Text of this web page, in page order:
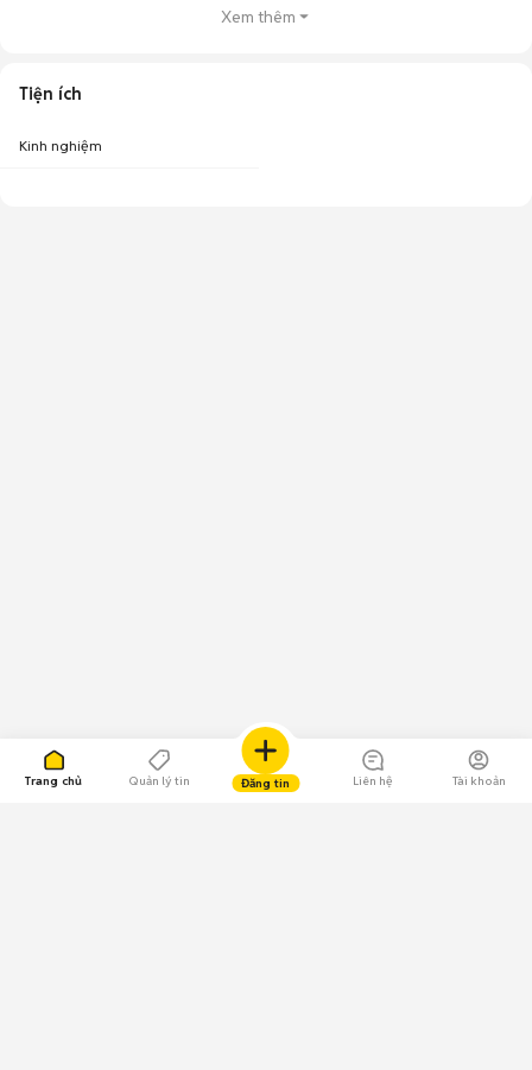
Trang chủ Quản lý tin Đăng tin Liên hệ Tài khoản
Xem thêm
Tiện ích
Kinh nghiệm